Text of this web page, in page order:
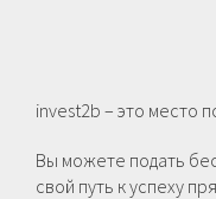
invest2b – это место
Вы можете подать
свой путь к успеху